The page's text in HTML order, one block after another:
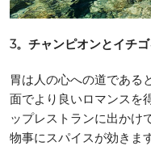
3。チャンピオンとイチ
胃は人の心への道である
面でより良いロマンスを
ップレストランに出かけ
物事にスパイスが効きま